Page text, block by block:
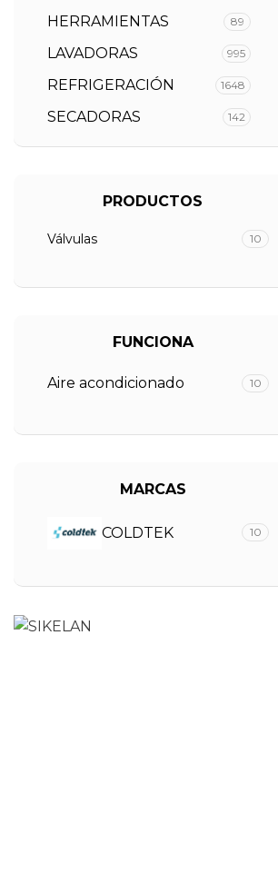
HERRAMIENTAS 89
LAVADORAS 995
REFRIGERACIÓN 1648
SECADORAS 142
PRODUCTOS
Válvulas 10
FUNCIONA
Aire acondicionado 10
MARCAS
COLDTEK 10